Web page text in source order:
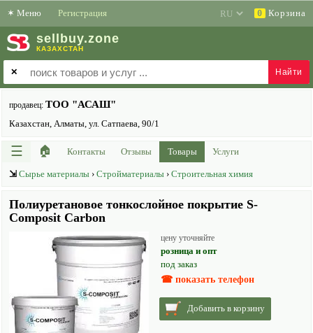
✶ Меню Регистрация 0 Корзина
sell buy.zone
КАЗАХСТАН
✕
продавец: ТОО "АСАШ"
Казахстан, Алматы, ул. Сатпаева, 90/1
☰ 🏠 Контакты Отзывы Товары Услуги
⇲ Сырье материалы › Стройматериалы › Строительная химия
Полиуретановое тонкослойное покрытие S-
Composit Carbon
цену уточняйте
розница и опт
под заказ
☎ показать телефон
Добавить в корзину